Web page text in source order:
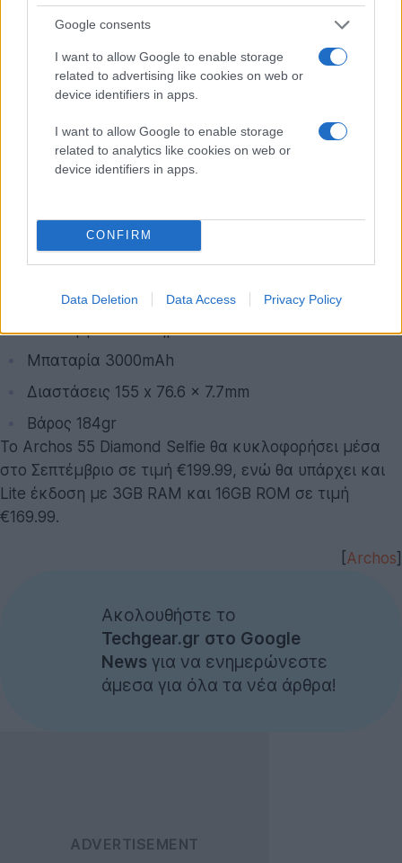
Google consents
I want to allow Google to enable storage
related to advertising like cookies on web or
device identifiers in apps.
I want to allow Google to enable storage
related to analytics like cookies on web or
device identifiers in apps.
CONFIRM
Data Deletion Data Access Privacy Policy
Επεξεργαστής 64bit octa-core Qualcomm
Snapdragon 430
Επεξεργαστής γραφικών Adreno 505 GPU
Μνήμη RAM 4GB
Αποθηκευτικός χώρος 64GB (επέκταση με
microSD έως 128GB)
Κάμερα 16MP με LED flash
Αισθητήρας δακτυλικών αποτυπωμάτων
Λειτουργικό σύστημα Android 6.0 Marshmallow
Μπαταρία 3000mAh
Διαστάσεις 155 x 76.6 x 7.7mm
Βάρος 184gr
Το Archos 55 Diamond Selfie θα κυκλοφορήσει μέσα
στο Σεπτέμβριο σε τιμή €199.99, ενώ θα υπάρχει και
Lite έκδοση με 3GB RAM και 16GB ROM σε τιμή
€169.99.
Archos
Ακολουθήστε το
Techgear.gr στο Google
Newsγια να ενημερώνεστε
άμεσα για όλα τα νέα άρθρα!